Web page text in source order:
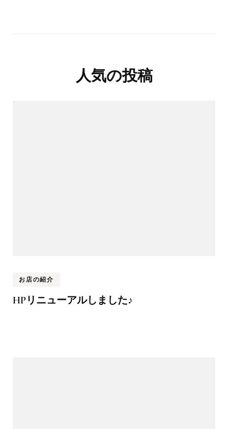
人気の投稿
お店の紹介
HPリニューアルしました♪